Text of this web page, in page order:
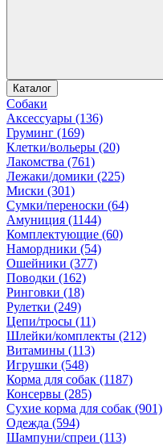
Каталог
Собаки
Аксессуары (136)
Груминг (169)
Клетки/вольеры (20)
Лакомства (761)
Лежаки/домики (225)
Миски (301)
Сумки/переноски (64)
Амуниция (1144)
Комплектующие (60)
Намордники (54)
Ошейники (377)
Поводки (162)
Ринговки (18)
Рулетки (249)
Цепи/тросы (11)
Шлейки/комплекты (212)
Витамины (113)
Игрушки (548)
Корма для собак (1187)
Консервы (285)
Сухие корма для собак (901)
Одежда (594)
Шампуни/спреи (113)